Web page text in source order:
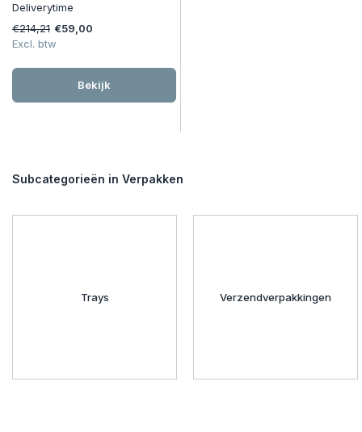
Deliverytime
€214,21 €59,00
Excl. btw
Bekijk
Subcategorieën in Verpakken
Trays Verzendverpakkingen